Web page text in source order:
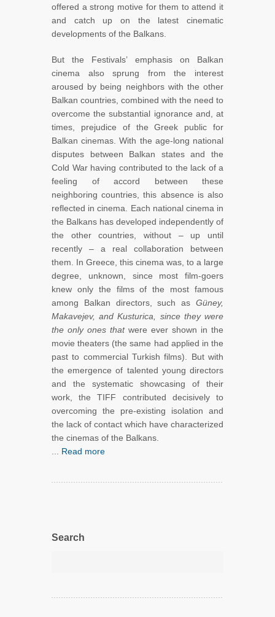
offered a strong motive for them to attend it
and catch up on the latest cinematic
developments of the Balkans.
But the Festivals’ emphasis on Balkan
cinema also sprung from the interest
aroused by being neighbors with the other
Balkan countries, combined with the need to
overcome the substantial ignorance and, at
times, prejudice of the Greek public for
Balkan cinemas. With the age-long national
disputes between Balkan states and the
Cold War having contributed to the lack of a
feeling of accord between these
neighboring countries, this absence is also
reflected in cinema. Each national cinema in
the Balkans has developed independently of
the other countries, without – up until
recently – a real collaboration between
them. In Greece, this cinema was, to a large
degree, unknown, since most film-goers
knew only the films of the most famous
among Balkan directors, such as Güney,
Makavejev, and Kusturica, since they were
the only ones that were ever shown in the
movie theaters (the same had applied in the
past to commercial Turkish films). But with
the emergence of talented young directors
and the systematic showcasing of their
work, the TIFF contributed decisively to
overcoming the pre-existing isolation and
the lack of contact which have characterized
the cinemas of the Balkans.
Read more
Search